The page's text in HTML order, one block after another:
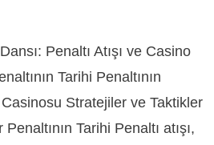
Penaltı Atışı ve Casino
Tarihi Penaltının
Casinosu Stratejiler ve Taktikler
Tarihi Penaltı atışı,